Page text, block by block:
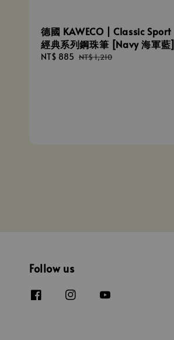
德國 KAWECO | Classic Sport
經典系列鋼珠筆 [Navy 海軍藍]
Sale
NT$ 885 Regular
NT$ 1,210
Follow us